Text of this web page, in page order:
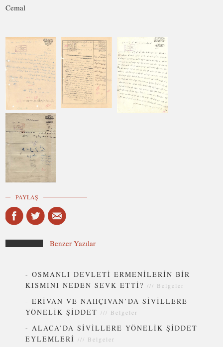
Cemal
PAYLAŞ
Benzer Yazılar
-OSMANLI DEVLETİ ERMENİLERİN BİR
KISMINI NEDEN SEVK ETTİ? /// Belgeler
-ERİVAN VE NAHÇIVAN’DA SİVİLLERE
YÖNELİK ŞİDDET /// Belgeler
-ALACA’DA SİVİLLERE YÖNELİK ŞİDDET
EYLEMLERİ /// Belgeler